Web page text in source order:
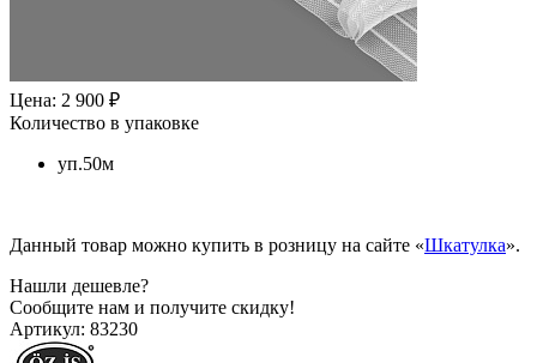
Цена: 2 900 ₽
Количество в упаковке
уп.50м
Данный товар можно купить в розницу на сайте «Шкатулка».
Нашли дешевле?
Сообщите нам и получите скидку!
Артикул: 83230